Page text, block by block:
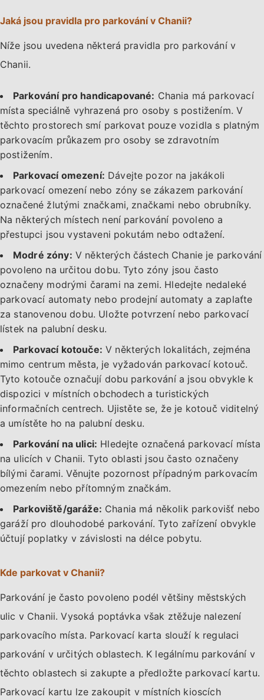
Jaká jsou pravidla pro parkování v Chanii?
Níže jsou uvedena některá pravidla pro parkování v
Chanii.
Parkování pro handicapované: Chania má parkovací
místa speciálně vyhrazená pro osoby s postižením. V
těchto prostorech smí parkovat pouze vozidla s platným
parkovacím průkazem pro osoby se zdravotním
postižením.
Parkovací omezení: Dávejte pozor na jakákoli
parkovací omezení nebo zóny se zákazem parkování
označené žlutými značkami, značkami nebo obrubníky.
Na některých místech není parkování povoleno a
přestupci jsou vystaveni pokutám nebo odtažení.
Modré zóny: V některých částech Chanie je parkování
povoleno na určitou dobu. Tyto zóny jsou často
označeny modrými čarami na zemi. Hledejte nedaleké
parkovací automaty nebo prodejní automaty a zaplaťte
za stanovenou dobu. Uložte potvrzení nebo parkovací
lístek na palubní desku.
Parkovací kotouče: V některých lokalitách, zejména
mimo centrum města, je vyžadován parkovací kotouč.
Tyto kotouče označují dobu parkování a jsou obvykle k
dispozici v místních obchodech a turistických
informačních centrech. Ujistěte se, že je kotouč viditelný
a umístěte ho na palubní desku.
Parkování na ulici: Hledejte označená parkovací místa
na ulicích v Chanii. Tyto oblasti jsou často označeny
bílými čarami. Věnujte pozornost případným parkovacím
omezením nebo přítomným značkám.
Parkoviště/garáže: Chania má několik parkovišť nebo
garáží pro dlouhodobé parkování. Tyto zařízení obvykle
účtují poplatky v závislosti na délce pobytu.
Kde parkovat v Chanii?
Parkování je často povoleno podél většiny městských
ulic v Chanii. Vysoká poptávka však ztěžuje nalezení
parkovacího místa. Parkovací karta slouží k regulaci
parkování v určitých oblastech. K legálnímu parkování v
těchto oblastech si zakupte a předložte parkovací kartu.
Parkovací kartu lze zakoupit v místních kioscích